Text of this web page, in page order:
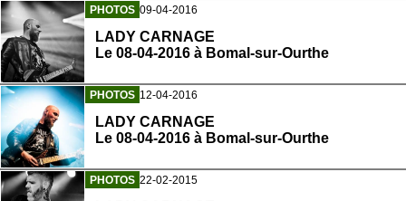
PHOTOS 09-04-2016
LADY CARNAGE
Le 08-04-2016 à Bomal-sur-Ourthe
PHOTOS 12-04-2016
LADY CARNAGE
Le 08-04-2016 à Bomal-sur-Ourthe
PHOTOS 22-02-2015